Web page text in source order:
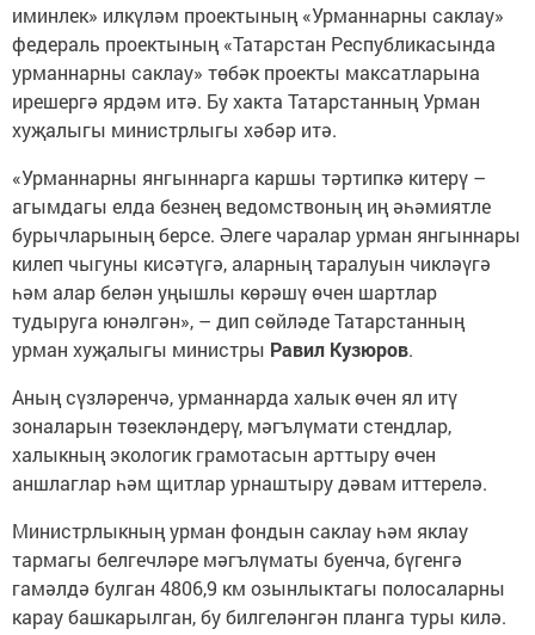
иминлек» илкүләм проектының «Урманнарны саклау»
федераль проектының «Татарстан Республикасында
урманнарны саклау» төбәк проекты максатларына
ирешергә ярдәм итә. Бу хакта Татарстанның Урман
хуҗалыгы министрлыгы хәбәр итә.
«Урманнарны янгыннарга каршы тәртипкә китерү –
агымдагы елда безнең ведомствоның иң әһәмиятле
бурычларының берсе. Әлеге чаралар урман янгыннары
килеп чыгуны кисәтүгә, аларның таралуын чикләүгә
һәм алар белән уңышлы көрәшү өчен шартлар
тудыруга юнәлгән», – дип сөйләде Татарстанның
урман хуҗалыгы министры Равил Кузюров.
Аның сүзләренчә, урманнарда халык өчен ял итү
зоналарын төзекләндерү, мәгълүмати стендлар,
халыкның экологик грамотасын арттыру өчен
аншлаглар һәм щитлар урнаштыру дәвам иттерелә.
Министрлыкның урман фондын саклау һәм яклау
тармагы белгечләре мәгълүматы буенча, бүгенгә
гамәлдә булган 4806,9 км озынлыктагы полосаларны
карау башкарылган, бу билгеләнгән планга туры килә.